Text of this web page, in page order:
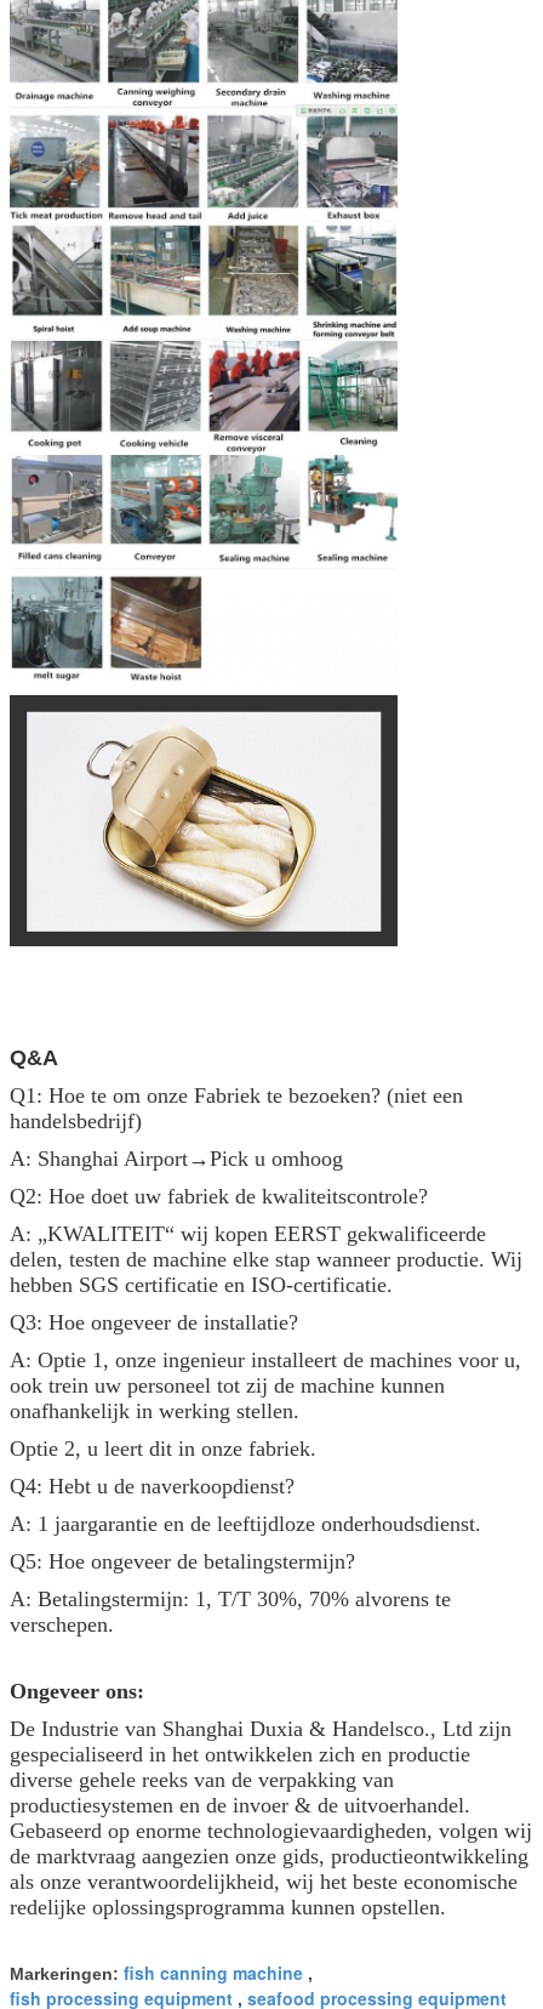
Q&A
Q1: Hoe te om onze Fabriek te bezoeken? (niet een
handelsbedrijf)
A: Shanghai Airport→Pick u omhoog
Q2: Hoe doet uw fabriek de kwaliteitscontrole?
A: „KWALITEIT“ wij kopen EERST gekwalificeerde
delen, testen de machine elke stap wanneer productie. Wij
hebben SGS certificatie en ISO-certificatie.
Q3: Hoe ongeveer de installatie?
A: Optie 1, onze ingenieur installeert de machines voor u,
ook trein uw personeel tot zij de machine kunnen
onafhankelijk in werking stellen.
Optie 2, u leert dit in onze fabriek.
Q4: Hebt u de naverkoopdienst?
A: 1 jaargarantie en de leeftijdloze onderhoudsdienst.
Q5: Hoe ongeveer de betalingstermijn?
A: Betalingstermijn: 1, T/T 30%, 70% alvorens te
verschepen.
Ongeveer ons:
De Industrie van Shanghai Duxia & Handelsco., Ltd zijn
gespecialiseerd in het ontwikkelen zich en productie
diverse gehele reeks van de verpakking van
productiesystemen en de invoer & de uitvoerhandel.
Gebaseerd op enorme technologievaardigheden, volgen wij
de marktvraag aangezien onze gids, productieontwikkeling
als onze verantwoordelijkheid, wij het beste economische
redelijke oplossingsprogramma kunnen opstellen.
Markeringen: fish canning machine ,
fish processing equipment , seafood processing equipment